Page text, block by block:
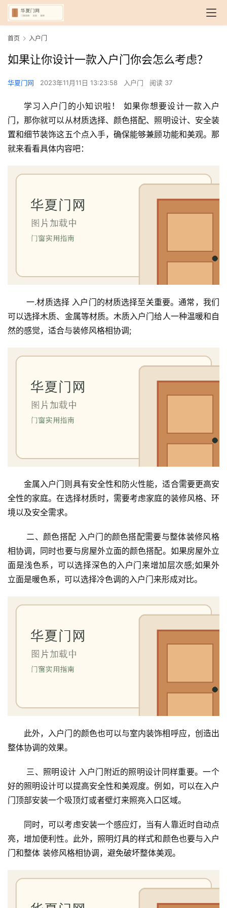
首
入
户
首页 入户门
如果让你设计一款入户门你会怎么考虑？
华夏门网 2023年11月11日 13:23:58 入户门 阅读 37
学习入户门的小知识啦！ 如果你想要设计一款入户
门，那你就可以从材质选择、颜色搭配、照明设计、安全装
置和细节装饰这五个点入手，确保能够兼顾功能和美观。那
就来看看具体内容吧：
一.材质选择 入户门的材质选择至关重要。通常，我们
可以选择木质、金属等材质。木质入户门给人一种温暖和自
然的感觉，适合与装修风格相协调;
金属入户门则具有安全性和防火性能，适合需要更高安
全性的家庭。在选择材质时，需要考虑家庭的装修风格、环
境以及安全需求。
相协调，同时也要与房屋外立面的颜色搭配。如果房屋外立
面是浅色系，可以选择深色的入户门来增加层次感;如果外
立面是暖色系，可以选择冷色调的入户门来形成对比。
此外，入户门的颜色也可以与室内装饰相呼应，创造出
整体协调的效果。
好的照明设计可以提高安全性和美观度。例如，可以在入户
门顶部安装一个吸顶灯或者壁灯来照亮入口区域。
同时，可以考虑安装一个感应灯，当有人靠近时自动点
亮，增加便利性。此外，照明灯具的样式和颜色也要与入户
门和整体 装修风格相协调，避免破坏整体美观。